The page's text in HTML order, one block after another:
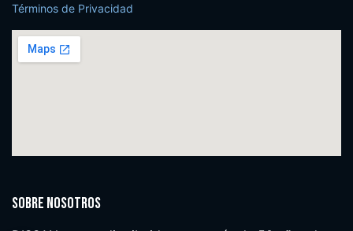
Términos de Privacidad
Sobre nosotros